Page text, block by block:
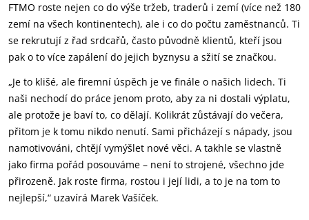
FTMO roste nejen co do výše tržeb, traderů i zemí (více než 180
zemí na všech kontinentech), ale i co do počtu zaměstnanců. Ti
se rekrutují z řad srdcařů, často původně klientů, kteří jsou
pak o to více zapálení do jejich byznysu a sžití se značkou.
„Je to klišé, ale firemní úspěch je ve finále o našich lidech. Ti
naši nechodí do práce jenom proto, aby za ni dostali výplatu,
ale protože je baví to, co dělají. Kolikrát zůstávají do večera,
přitom je k tomu nikdo nenutí. Sami přicházejí s nápady, jsou
namotivováni, chtějí vymýšlet nové věci. A takhle se vlastně
jako firma pořád posouváme – není to strojené, všechno jde
přirozeně. Jak roste firma, rostou i její lidi, a to je na tom to
nejlepší,“ uzavírá Marek Vašíček.